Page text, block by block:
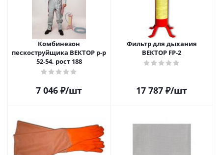
Комбинезон
пескоструйщика ВЕКТОР р-р
52-54, рост 188
7 046 ₽/шт
Фильтр для дыхания
ВЕКТОР FP-2
17 787 ₽/шт